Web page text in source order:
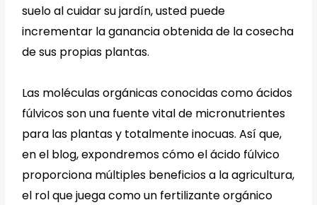
suelo al cuidar su jardín, usted puede
incrementar la ganancia obtenida de la cosecha
de sus propias plantas.
Las moléculas orgánicas conocidas como ácidos
fúlvicos son una fuente vital de micronutrientes
para las plantas y totalmente inocuas. Así que,
en el blog, expondremos cómo el ácido fúlvico
proporciona múltiples beneficios a la agricultura,
el rol que juega como un fertilizante orgánico